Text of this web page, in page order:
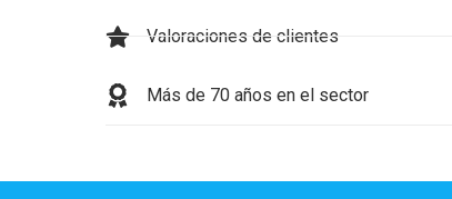
Valoraciones de clientes
Más de 70 años en el sector